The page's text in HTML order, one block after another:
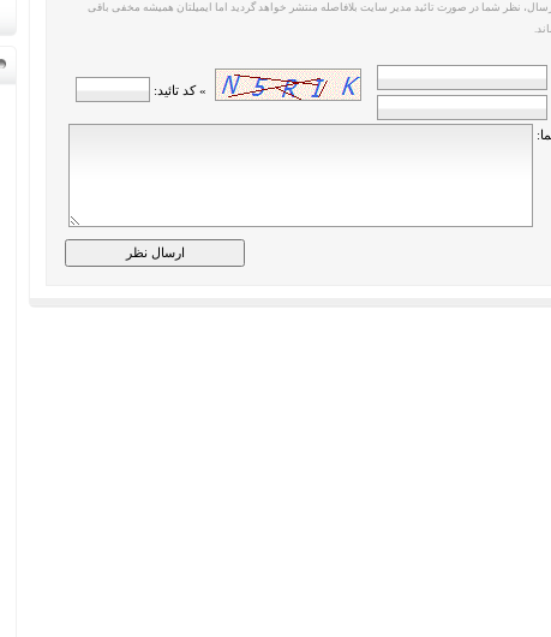
نظر شما در صورت تائید مدیر سایت بلافاصله منتشر خواهد گردید اما ایمیلتان همیشه مخفی باقی
» کد تائید: